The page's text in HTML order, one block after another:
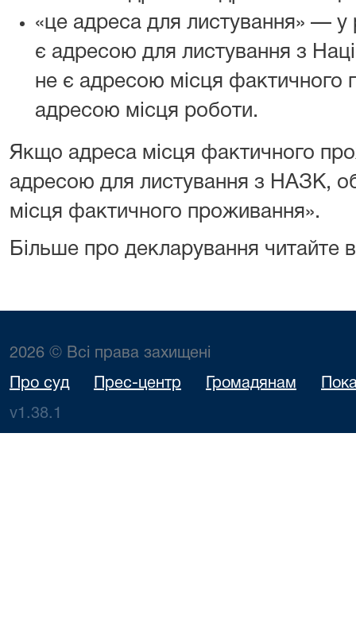
«це адреса для листування» — у
є адресою для листування з
не є адресою місця фактичного
адресою місця роботи.
Якщо адреса місця фактичного
адресою для листування з НАЗК,
місця фактичного проживання».
Більше про декларування читайте
2026 © Всі права захищені
Про суд Прес-центр Громадянам
v1.38.1